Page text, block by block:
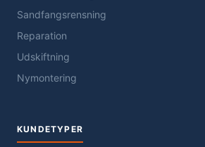
Sandfangsrensning
Reparation
Udskiftning
Nymontering
KUNDETYPER